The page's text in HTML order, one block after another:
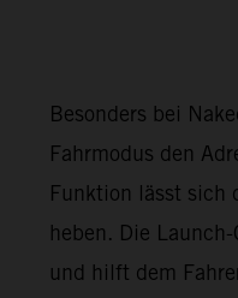
Besonders bei
Fahrmodus den
Funktion lässt sich
heben. Die
und hilft dem